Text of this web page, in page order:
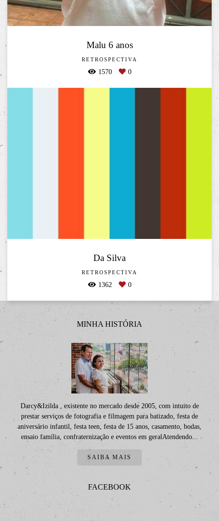
Malu 6 anos
RETROSPECTIVA
1570 0
Da Silva
RETROSPECTIVA
1362 0
MINHA HISTÓRIA
Darcy&Izilda , existente no mercado desde 2005, com intuito de
prestar serviços de fotografia e filmagem para batizado, festa de
aniversário infantil, festa teen, festa de 15 anos, casamento, bodas,
ensaio família, confraternização e eventos em geralAtendendo...
SAIBA MAIS
FACEBOOK